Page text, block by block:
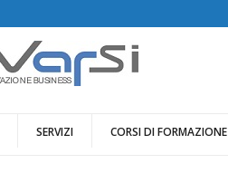
SERVIZI CORSI DI FORMAZIONE